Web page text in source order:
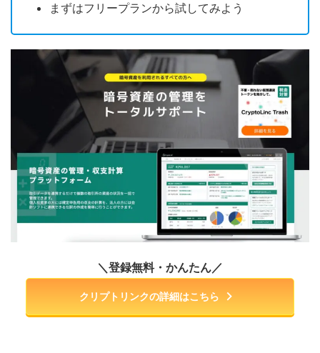
まずはフリープランから試してみよう
＼登録無料・かんたん／
クリプトリンクの詳細はこちら